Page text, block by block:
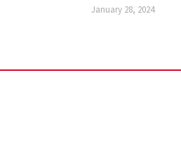
January 28, 2024